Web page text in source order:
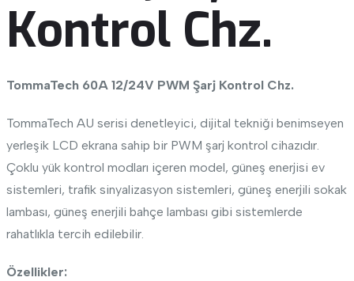
Kontrol Chz.
TommaTech 60A 12/24V PWM Şarj Kontrol Chz.
TommaTech AU serisi denetleyici, dijital tekniği benimseyen
yerleşik LCD ekrana sahip bir PWM şarj kontrol cihazıdır.
Çoklu yük kontrol modları içeren model, güneş enerjisi ev
sistemleri, trafik sinyalizasyon sistemleri, güneş enerjili sokak
lambası, güneş enerjili bahçe lambası gibi sistemlerde
rahatlıkla tercih edilebilir.
Özellikler: